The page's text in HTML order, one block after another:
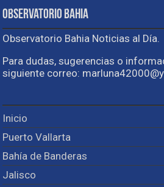
Observatorio Bahia
Observatorio Bahia Noticias al Día.
Para dudas, sugerencias o
siguiente correo:
Inicio
Puerto Vallarta
Bahía de Banderas
Jalisco